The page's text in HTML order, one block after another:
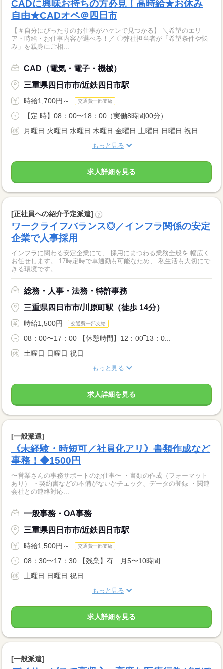
CADに興味お持ちの方必見！高時給★お休み
自由★CADオペ＠四日市
【＃自分にぴったりのお仕事がハケンで見つかる】 ＼希望のエリ
ア・時給・お仕事内容が選べる！／ 〇弊社担当者が「希望条件や悩
み」を親身にご相...
CAD（電気・電子・機械）
三重県四日市市/近鉄四日市駅
時給1,700円～ 交通費一部支給
【定 時】08：00〜18：00（実働8時間00分）...
月曜日 火曜日 水曜日 木曜日 金曜日 土曜日 日曜日 祝日
もっと見る
求人詳細を見る
[正社員への紹介予定派遣] ?
ワークライフバランス◎／インフラ関係の安定
企業で人事採用
インフラに関わる安定企業にて、 採用にまつわる業務全般を 幅広く
お任せします。 17時定時で車通勤も可能なため、 私生活も大切にで
総務・人事・法務・特許事務
三重県四日市市/川原町駅（徒歩 14分）
時給1,500円 交通費一部支給
08：00〜17：00 【休憩時間】12：00‾13：0...
土曜日 日曜日 祝日
もっと見る
求人詳細を見る
[一般派遣]
《未経験・時短可／社員化アリ》書類作成など
事務！◆1500円
〜営業さんの事務サポートのお仕事〜 ・書類の作成（フォーマット
あり） ・契約書などの不備がないかチェック、データの登録 ・関連
会社との連絡対応...
一般事務・OA事務
三重県四日市市/近鉄四日市駅
時給1,500円～ 交通費一部支給
08：30〜17：30 【残業】有 月5〜10時間...
土曜日 日曜日 祝日
もっと見る
求人詳細を見る
[一般派遣]